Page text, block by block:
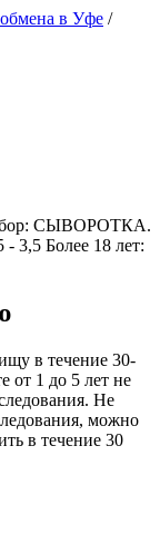
в Уфе /
СЫВОРОТКА.
- 3,5 Более 18 лет:
в течение 30-
от 1 до 5 лет не
Не
можно
в течение 30